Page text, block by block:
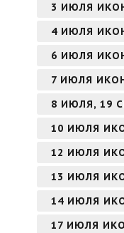
3 ИЮЛЯ
4 ИЮЛЯ
6 ИЮЛЯ
7 ИЮЛЯ
8 ИЮЛЯ, 19
10 ИЮЛЯ
12 ИЮЛЯ
13 ИЮЛЯ
14 ИЮЛЯ
17 ИЮЛЯ